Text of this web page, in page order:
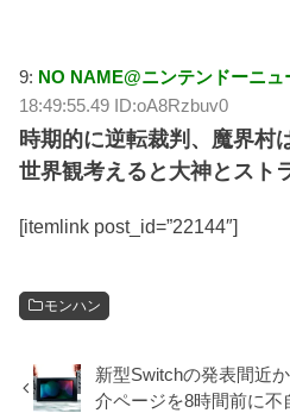
9: NO NAME@ニンテンドーニュ
18:49:55.49 ID:oA8Rzbuv0
時期的に逆転裁判、魔界村
世界観考えると大神とスト
[itemlink post_id=”22144″]
モンハン
新型Switchの発表間近
介ページを8時間前に不